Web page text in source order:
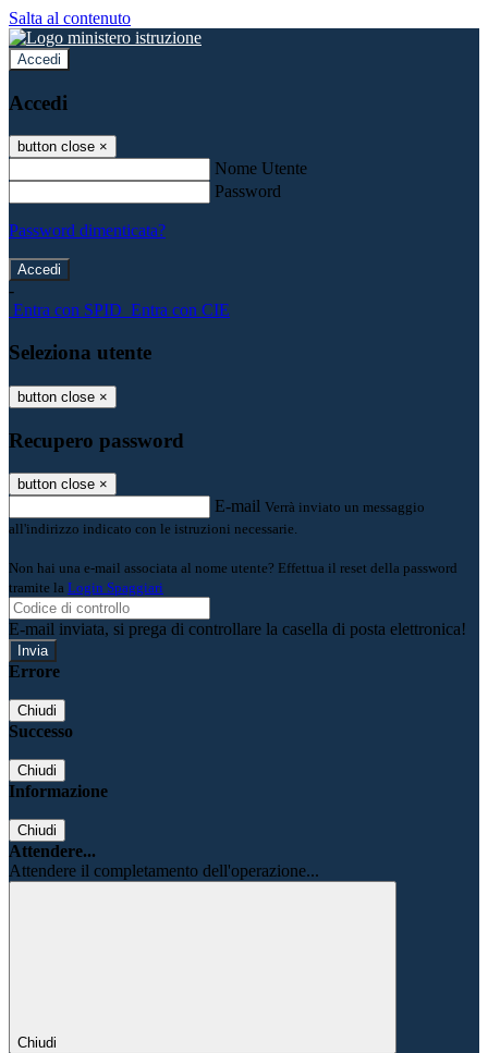
Salta al contenuto
Accedi
Accedi
button close ×
Nome Utente
Password
Password dimenticata?
-
Entra con SPID Entra con CIE
Seleziona utente
button close ×
Recupero password
button close ×
E-mail Verrà inviato un messaggio
all'indirizzo indicato con le istruzioni necessarie.
Non hai una e-mail associata al nome utente? Effettua il reset della password
tramite la Login Spaggiari
E-mail inviata, si prega di controllare la casella di posta elettronica!
Errore
Chiudi
Successo
Chiudi
Informazione
Chiudi
Attendere...
Attendere il completamento dell'operazione...
Chiudi